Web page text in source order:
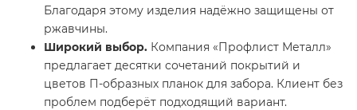
Благодаря этому изделия надёжно защищены от
ржавчины.
Широкий выбор. Компания «Профлист Металл»
предлагает десятки сочетаний покрытий и
цветов П-образных планок для забора. Клиент без
проблем подберёт подходящий вариант.